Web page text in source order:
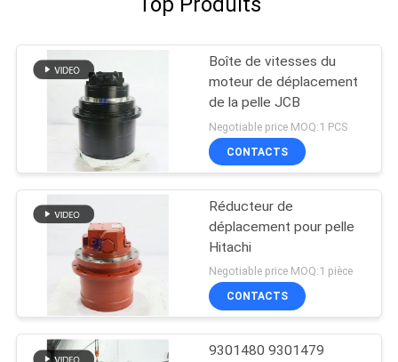
Boîte de vitesses du
moteur de déplacement
de la pelle JCB
Negotiable price MOQ:1 PCS
CONTACTS
Réducteur de
déplacement pour pelle
Hitachi
Negotiable price MOQ:1 pièce
CONTACTS
9301480 9301479